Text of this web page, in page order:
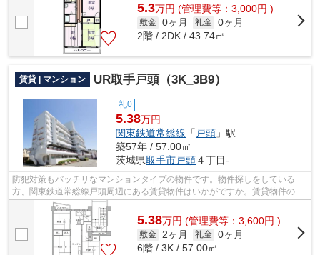
5.3万円 (管理費等：3,000円 )
敷金 0ヶ月 礼金 0ヶ月
2階 / 2DK / 43.74㎡
賃貸 | マンション UR取手戸頭（3K_3B9）
礼0
5.38万円
関東鉄道常総線 「 戸頭 」駅
築57年 / 57.00㎡
茨城県取手市戸頭４丁目-
防犯対策もバッチリなマンションタイプの物件です。物件探しをしている
方、関東鉄道常総線戸頭周辺にある賃貸物件はいかがですか。賃貸物件のこ
となら、アパートマンション館 取手店...
5.38万円 (管理費等：3,600円 )
敷金 2ヶ月 礼金 0ヶ月
6階 / 3K / 57.00㎡